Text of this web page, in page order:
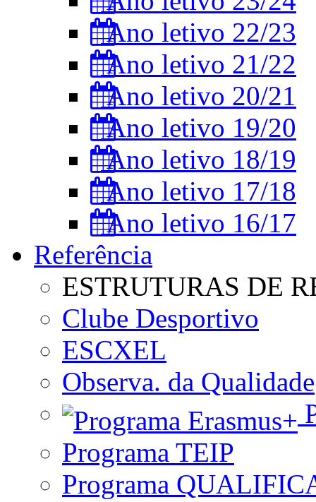
Ano letivo 22/23
Ano letivo 21/22
Ano letivo 20/21
Ano letivo 19/20
Ano letivo 18/19
Ano letivo 17/18
Ano letivo 16/17
Referência
ESTRUTURAS DE
Clube Desportivo
ESCXEL
Observa. da Qualidade
Programa TEIP
Programa